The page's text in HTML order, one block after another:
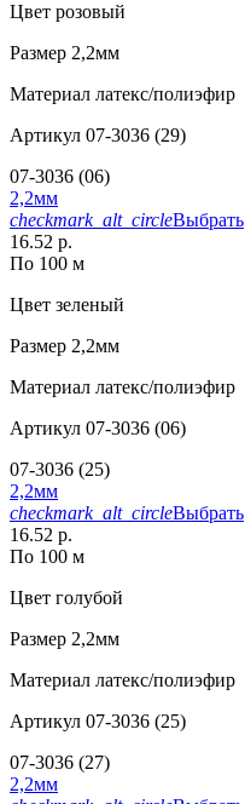
Цвет розовый
Размер 2,2мм
Материал латекс/полиэфир
Артикул 07-3036 (29)
07-3036 (06)
2,2мм
checkmark_alt_circleВыбрать
16.52 р.
По 100 м
Цвет зеленый
Размер 2,2мм
Материал латекс/полиэфир
Артикул 07-3036 (06)
07-3036 (25)
2,2мм
checkmark_alt_circleВыбрать
16.52 р.
По 100 м
Цвет голубой
Размер 2,2мм
Материал латекс/полиэфир
Артикул 07-3036 (25)
07-3036 (27)
2,2мм